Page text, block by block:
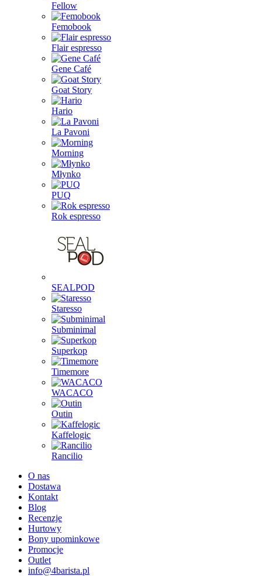
Fellow
Femobook
Flair espresso
Gene Café
Goat Story
Hario
La Pavoni
Morning
Młynko
PUQ
Rok espresso
SEALPOD
Staresso
Subminimal
Superkop
Timemore
WACACO
Outin
Kaffelogic
Rancilio
O nas
Dostawa
Kontakt
Blog
Recenzje
Hurtowy
Bony upominkowe
Promocje
Outlet
info@4barista.pl